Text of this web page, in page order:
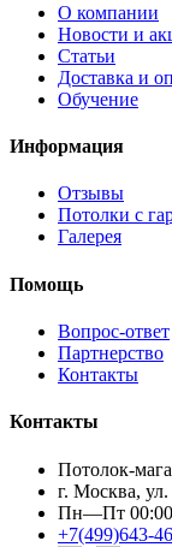
О компании
Новости и
Статьи
Доставка и
Обучение
Информация
Отзывы
Потолки с
Галерея
Помощь
Вопрос-ответ
Партнерство
Контакты
Контакты
Потолок-
г. Москва,
Пн—Пт
+7(499)643-